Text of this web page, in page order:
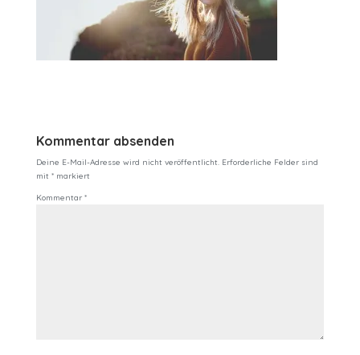
Kommentar absenden
Deine E-Mail-Adresse wird nicht veröffentlicht. Erforderliche Felder sind
mit *markiert
Kommentar *